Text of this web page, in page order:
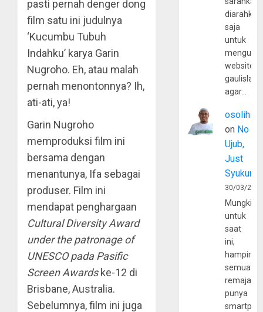
pasti pernah denger dong
film satu ini judulnya
‘Kucumbu Tubuh
Indahku’ karya Garin
Nugroho. Eh, atau malah
pernah menontonnya? Ih,
ati-ati, ya!
Garin Nugroho
memproduksi film ini
bersama dengan
menantunya, Ifa sebagai
produser. Film ini
mendapat penghargaan
Cultural Diversity Award
under the patronage of
UNESCO pada Pasific
Screen Awardske-12 di
Brisbane, Australia.
Sebelumnya, film ini juga
diarahkan
saja
untuk
website
agar…
osolihin
on No
Ujub,
Just
Syukur
30/03/
Mungkin
untuk
saat
ini,
hampir
semua
remaja
punya